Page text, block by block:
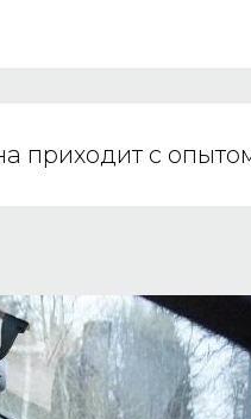
приходит с